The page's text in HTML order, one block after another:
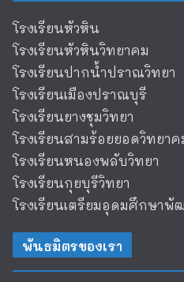
โรงเรียนหัวหิน
โรงเรียนหัวหินวิทยาคม
โรงเรียนปากน้ำปราณวิทยา
โรงเรียนเมืองปราณบุรี
โรงเรียนยางชุมวิทยา
โรงเรียนสามร้อยยอดวิทยาค
โรงเรียนหนองพลับวิทยา
โรงเรียนกุยบุรีวิทยา
โรงเรียนเตรียมอุดมศึกษา
พันธมิตรของเรา